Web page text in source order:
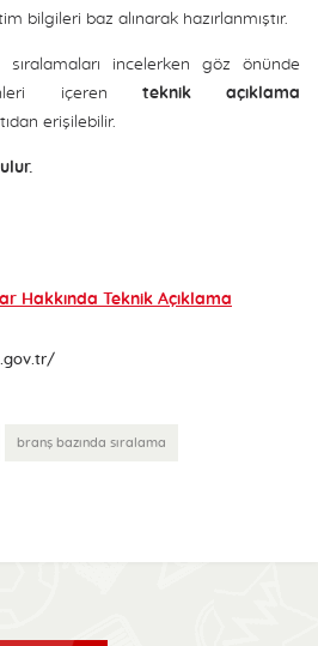
bilgileri baz alınarak hazırlanmıştır.
sıralamaları incelerken göz önünde
içeren teknik açıklama
erişilebilir.
Hakkında Teknik Açıklama
branş bazında sıralama